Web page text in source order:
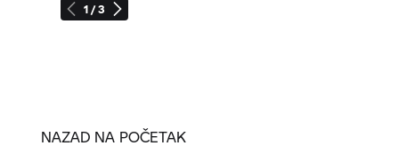
1 / 3
NAZAD NA POČETAK